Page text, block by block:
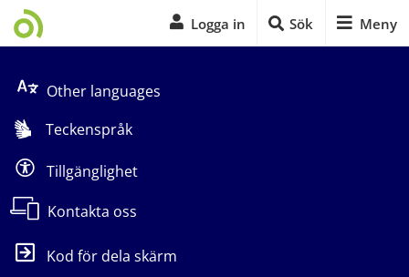
Logga in Sök Meny
Other languages
Teckenspråk
Tillgänglighet
Kontakta oss
Kod för dela skärm